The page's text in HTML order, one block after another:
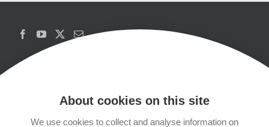
About cookies on this site
We use cookies to collect and analyse information on